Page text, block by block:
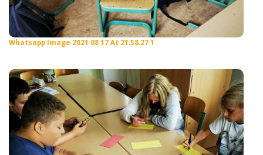
Whatsapp Image 2021 08 17 At 21.58.27 1